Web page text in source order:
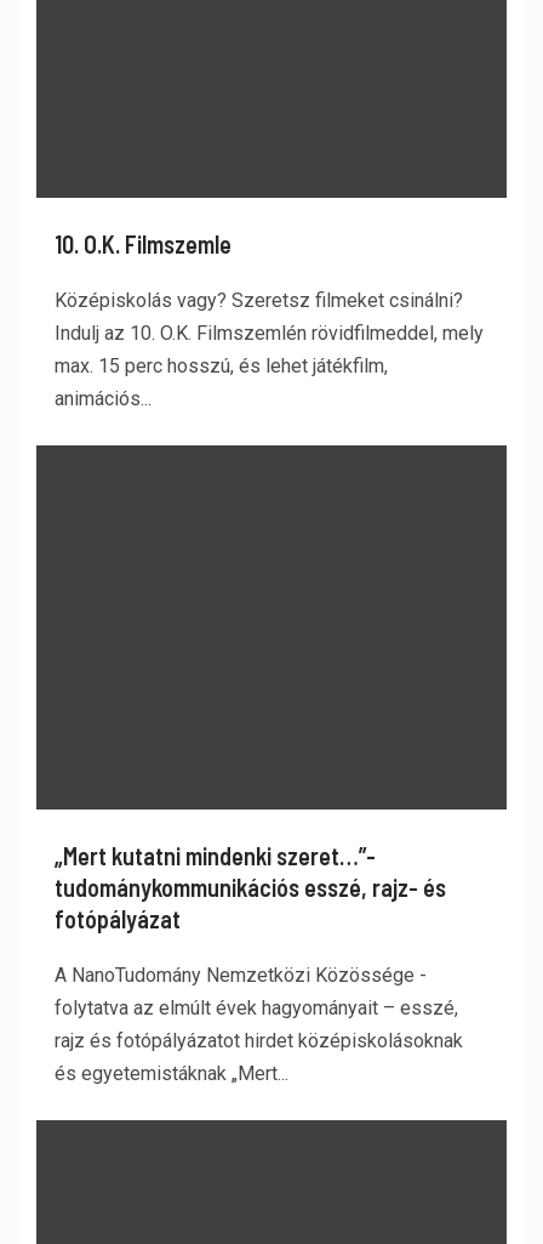
10. O.K. Filmszemle
Középiskolás vagy? Szeretsz filmeket csinálni?
Indulj az 10. O.K. Filmszemlén rövidfilmeddel, mely
max. 15 perc hosszú, és lehet játékfilm,
animációs...
„Mert kutatni mindenki szeret…”-
tudománykommunikációs esszé, rajz- és
fotópályázat
A NanoTudomány Nemzetközi Közössége -
folytatva az elmúlt évek hagyományait – esszé,
rajz és fotópályázatot hirdet középiskolásoknak
és egyetemistáknak „Mert...